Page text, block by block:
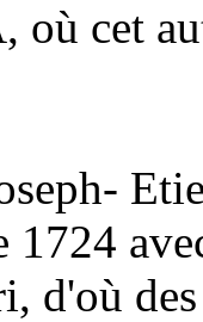
où cet
1724
d'où